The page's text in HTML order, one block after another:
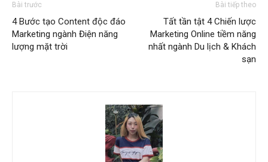
Bài trước
4 Bước tạo Content độc đáo
Marketing ngành Điện năng
lượng mặt trời
Bài tiếp theo
Tất tần tật 4 Chiến lược
Marketing Online tiềm năng
nhất ngành Du lịch & Khách
sạn